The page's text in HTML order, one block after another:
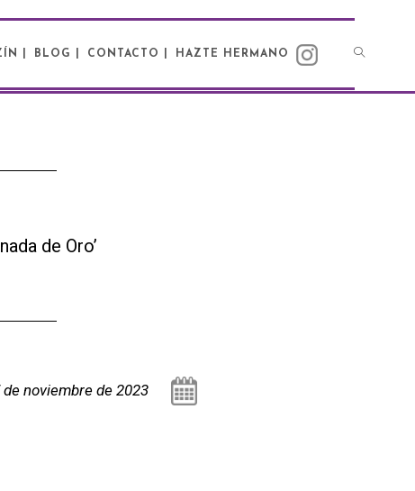
| BLOG | CONTACTO | HAZTE HERMANO
de Oro’
de noviembre de 2023